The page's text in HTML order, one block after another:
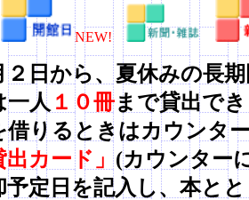
NEW!
２日から、夏休みの長
１０冊まで貸出で
借りるときはカウンタ
出カード」(カウンター
記入し、本ととも